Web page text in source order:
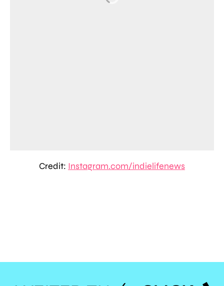
Credit: Instagram.com/indielifenews